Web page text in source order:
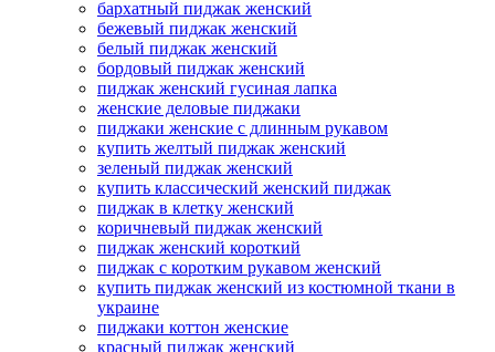
бархатный пиджак женский
бежевый пиджак женский
белый пиджак женский
бордовый пиджак женский
пиджак женский гусиная лапка
женские деловые пиджаки
пиджаки женские с длинным рукавом
купить желтый пиджак женский
зеленый пиджак женский
купить классический женский пиджак
пиджак в клетку женский
коричневый пиджак женский
пиджак женский короткий
пиджак с коротким рукавом женский
купить пиджак женский из костюмной ткани в
украине
пиджаки коттон женские
красный пиджак женский